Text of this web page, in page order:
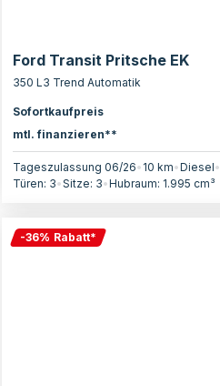
Ford Transit Pritsche EK
350 L3 Trend Automatik
Sofortkaufpreis
mtl. finanzieren**
Tageszulassung 06/26• 10 km•Diesel•
Türen: 3•Sitze: 3•Hubraum: 1.995 cm³
-36% Rabatt*